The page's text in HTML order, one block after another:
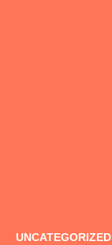
UNCATEGORIZED